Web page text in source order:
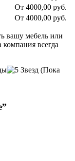
От 4000,00 руб.
От 4000,00 руб.
вашу мебель или
всегда
(Пока